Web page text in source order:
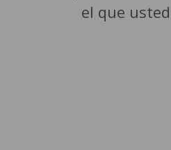
el que